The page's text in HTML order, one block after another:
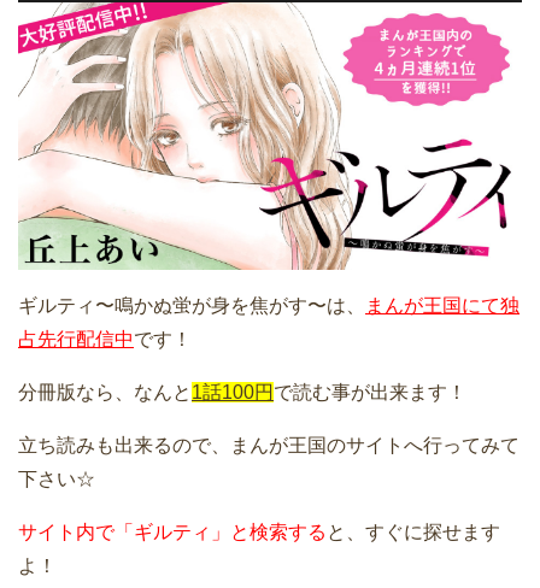
ギルティ〜鳴かぬ蛍が身を焦がす〜は、
まんが王国にて独
占先行配信中です！
分冊版なら、なんと 1話100円 で読む事が出来ます！
立ち読みも出来るので、まんが王国のサイトへ行ってみて
下さい☆
サイト内で「ギルティ」と検索する と、すぐに探せます
よ！